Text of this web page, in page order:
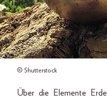
© Shutterstock
Über die Elemente